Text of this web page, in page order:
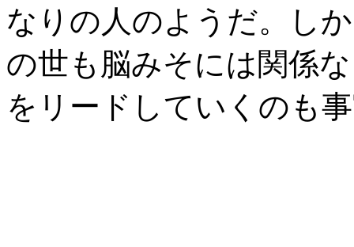
なりの人のようだ。し
の世も脳みそには関係
をリードしていくのも